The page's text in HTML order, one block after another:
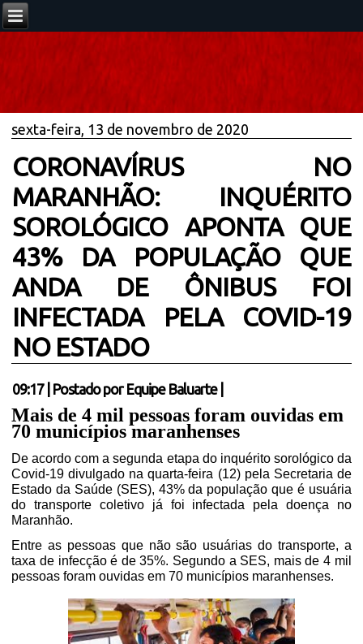
sexta-feira, 13 de novembro de 2020
CORONAVÍRUS NO
MARANHÃO: INQUÉRITO
SOROLÓGICO APONTA QUE
43% DA POPULAÇÃO QUE
ANDA DE ÔNIBUS FOI
INFECTADA PELA COVID-19
NO ESTADO
09:17| Postado por Equipe Baluarte
Mais de 4 mil pessoas foram ouvidas em
70 municípios maranhenses
De acordo com a segunda etapa do inquérito sorológico da
Covid-19 divulgado na quarta-feira (12)pela Secretaria de
Estado da Saúde (SES), 43% da população que é usuária
do transporte coletivo já foi infectada pela doença no
Maranhão.
Entre as pessoas que não são usuárias do transporte, a
taxa de infecção é de 35%. Segundo a SES, mais de 4 mil
pessoas foram ouvidas em 70 municípios maranhenses.